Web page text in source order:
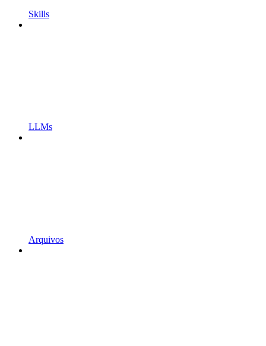
Skills
LLMs
Arquivos